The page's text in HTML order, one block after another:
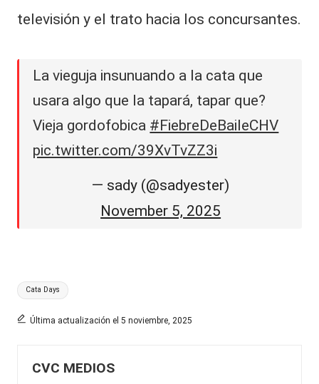
televisión y el trato hacia los concursantes.
La vieguja insunuando a la cata que
usara algo que la tapará, tapar que?
Vieja gordofobica #FiebreDeBaileCHV
pic.twitter.com/39XvTvZZ3i
— sady (@sadyester)
November 5, 2025
Etiquetas:
Cata Days
Última actualización el 5 noviembre, 2025
CVC MEDIOS